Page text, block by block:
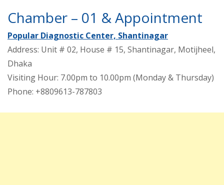
Chamber – 01 & Appointment
Popular Diagnostic Center, Shantinagar
Address: Unit # 02, House # 15, Shantinagar, Motijheel,
Dhaka
Visiting Hour: 7.00pm to 10.00pm (Monday & Thursday)
Phone: +8809613-787803